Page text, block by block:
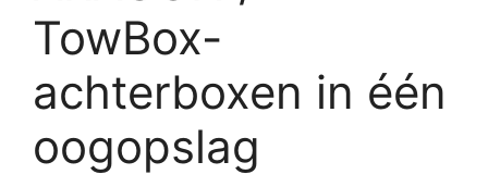
TowBox-
achterboxen in één
oogopslag